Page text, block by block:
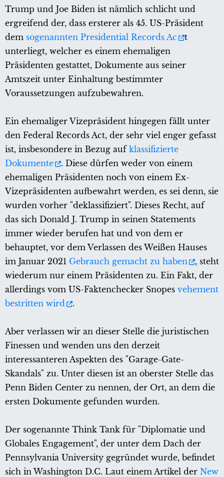
Trump und Joe Biden ist nämlich schlicht und
ergreifend der, dass ersterer als 45. US-Präsident
dem sogenannten Presidential Records Ac
t
unterliegt, welcher es einem ehemaligen
Präsidenten gestattet, Dokumente aus seiner
Amtszeit unter Einhaltung bestimmter
Voraussetzungen aufzubewahren.
Ein ehemaliger Vizepräsident hingegen fällt unter
den Federal Records Act, der sehr viel enger gefasst
ist, insbesondere in Bezug auf klassifizierte
Dokumente
. Diese dürfen weder von einem
ehemaligen Präsidenten noch von einem Ex-
Vizepräsidenten aufbewahrt werden, es sei denn, sie
wurden vorher "deklassifiziert". Dieses Recht, auf
das sich Donald J. Trump in seinen Statements
immer wieder berufen hat und von dem er
behauptet, vor dem Verlassen des Weißen Hauses
im Januar 2021 Gebrauch gemacht zu haben
, steht
wiederum nur einem Präsidenten zu. Ein Fakt, der
allerdings vom US-Faktenchecker Snopes vehement
bestritten wird
.
Aber verlassen wir an dieser Stelle die juristischen
Finessen und wenden uns den derzeit
interessanteren Aspekten des "Garage-Gate-
Skandals" zu. Unter diesen ist an oberster Stelle das
Penn Biden Center zu nennen, der Ort, an dem die
ersten Dokumente gefunden wurden.
Der sogenannte Think Tank für "Diplomatie und
Globales Engagement", der unter dem Dach der
Pennsylvania University gegründet wurde, befindet
sich in Washington D.C. Laut einem Artikel der New